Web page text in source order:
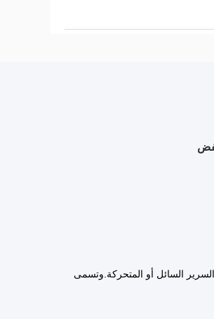
السائل أو المتحركة.وتسمى